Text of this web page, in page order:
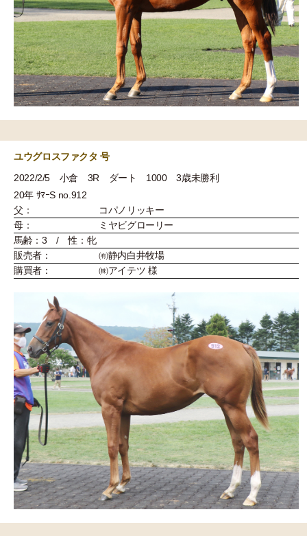
ユウグロスファクタ 号
2022/2/5 小倉 3R ダート 1000 3歳未勝利
20年 ｻﾏｰS no.912
父：
コパノリッキー
母：
ミヤビグローリー
馬齢：3 / 性：牝
販売者：
㈲静内白井牧場
購買者：
㈱アイテツ 様